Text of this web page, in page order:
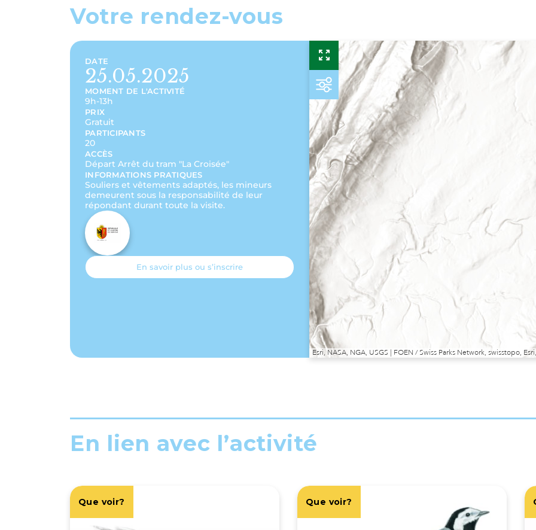
Votre rendez-vous
DATE
25.05.2025
MOMENT DE L'ACTIVITÉ
9h-13h
PRIX
Gratuit
PARTICIPANTS
20
ACCÈS
Départ Arrêt du tram "La Croisée"
INFORMATIONS PRATIQUES
Souliers et vêtements adaptés, les mineurs
demeurent sous la responsabilité de leur
répondant durant toute la visite.
En savoir plus ou s’inscrire
Esri, NASA, NGA, USGS | FOEN / Swiss Parks Network, swisstopo,
En lien avec l’activité
Que voir? Que voir?